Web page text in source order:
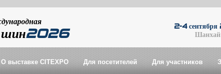
шин2026
2-4
О выставке CITEXPO Для посетителей Для участников